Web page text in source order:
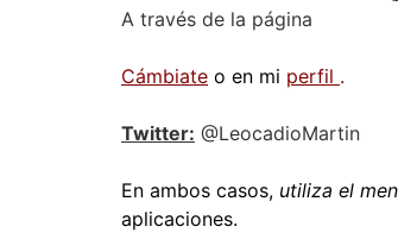
A través de la página
Cámbiate o en mi perfil .
Twitter: @LeocadioMartin
En ambos casos, utiliza el
aplicaciones.